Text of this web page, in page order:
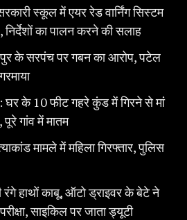
स्कूल में एयर रेड वार्निंग सिस्टम
का पालन करने की सलाह
के सरपंच पर गबन का आरोप, पटेल
घर के 10 फीट गहरे कुंड में गिरने से मां
गांव में मातम
मामले में महिला गिरफ्तार, पुलिस
रंगे हाथों काबू, ऑटो ड्राइवर के बेटे ने
साइकिल पर जाता ड्यूटी